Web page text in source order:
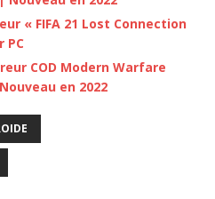
« FIFA 21 Lost Connection
PC
COD Modern Warfare
en 2022